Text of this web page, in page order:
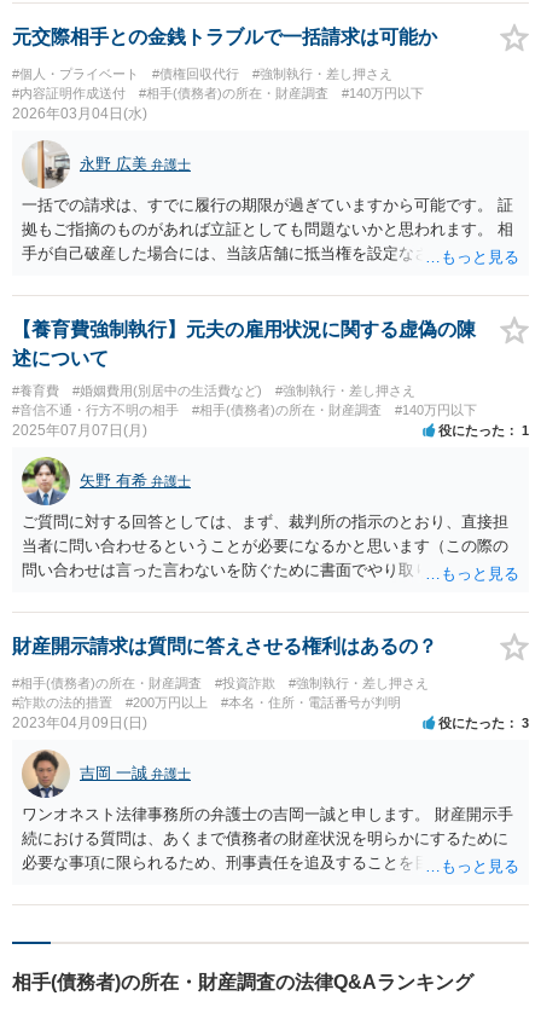
元交際相手との金銭トラブルで一括請求は可能か
#個人・プライベート #債権回収代行
#強制執行・差し押さえ
#内容証明作成送付
#相手(債務者)の所在・財産調査 #140万円以下
2026年03月04日(水)
永野 広美 弁護士
一括での請求は、すでに履行の期限が過ぎていますから可能です。 証
拠もご指摘のものがあれば立証としても問題ないかと思われます。 相
手が自己破産した場合には、当該店舗に抵当権を設定なさってるなど
【養育費強制執行】元夫の雇用状況に関する虚偽の陳
述について
#養育費 #婚姻費用(別居中の生活費など)
#強制執行・差し押さえ
#音信不通・行方不明の相手
#相手(債務者)の所在・財産調査 #140万円以下
2025年07月07日(月) 役にたった 1
矢野 有希 弁護士
ご質問に対する回答としては、まず、裁判所の指示のとおり、直接担
当者に問い合わせるということが必要になるかと思います（この際の
問い合わせは言った言わないを防ぐために書面でやり取りすることが
いると虚偽の回答がしづらいということもあると思います。 それでも
回答が虚偽である可能性がある場合、財産開示手続に移る必要があり
が、必ずしも正直に話すとは限らないということもあります。） 取立
訴訟も検討の余地がありますが、前提として給料を支払っていること
るかと思います。 いずれにしても、本件に関し、相手方の対応が不誠
実ということもありますので、弁護士を介入させて対応するのが適切
であると考えられます。
財産開示請求は質問に答えさせる権利はあるの？
#相手(債務者)の所在・財産調査 #投資詐欺
#強制執行・差し押さえ
#詐欺の法的措置
#200万円以上 #本名・住所・電話番号が判明
2023年04月09日(日) 役にたった 3
吉岡 一誠 弁護士
ワンオネスト法律事務所の弁護士の吉岡一誠と申します。 財産開示手
続における質問は、あくまで債務者の財産状況を明らかにするために
必要な事項に限られるため、刑事責任を追及することを目的とした探
後どうなったのかという質問は、相手方の預貯金残高に関連する質問
と思います。
相手(債務者)の所在・財産調査の法律Q&Aランキング